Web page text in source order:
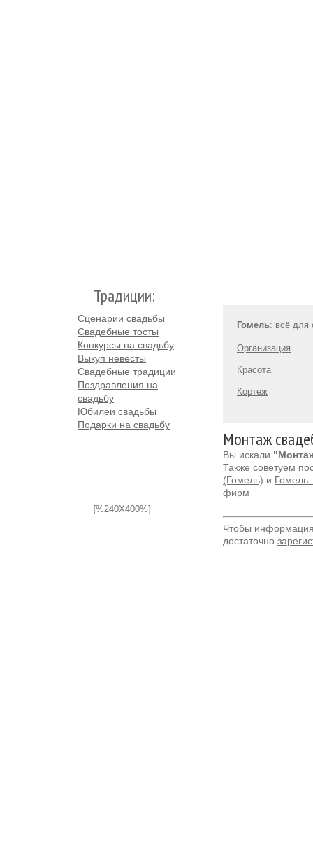
Традиции:
Сценарии свадьбы
Свадебные тосты
Конкурсы на свадьбу
Выкуп невесты
Свадебные традиции
Поздравления на
свадьбу
Юбилеи свадьбы
Подарки на свадьбу
{%240X400%}
Гомель: всё для
Организация
Красота
Кортеж
Монтаж
Вы искали
Также советуем
(Гомель) и Гомель:
фирм
Чтобы
достаточно